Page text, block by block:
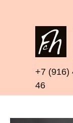
+7 (916)
46